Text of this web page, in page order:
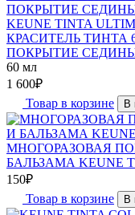
KEUNE TINTA
КРАСИТЕЛЬ ТИНТА
ПОКРЫТИЕ
60 мл
1 600₽
Товар в корзине
В
МНОГОРАЗОВАЯ
БАЛЬЗАМА KEUNE
150₽
Товар в корзине
В